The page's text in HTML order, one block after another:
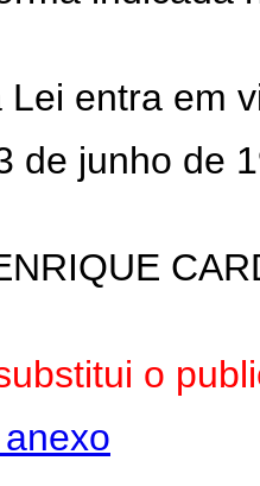
entra em
junho de
o